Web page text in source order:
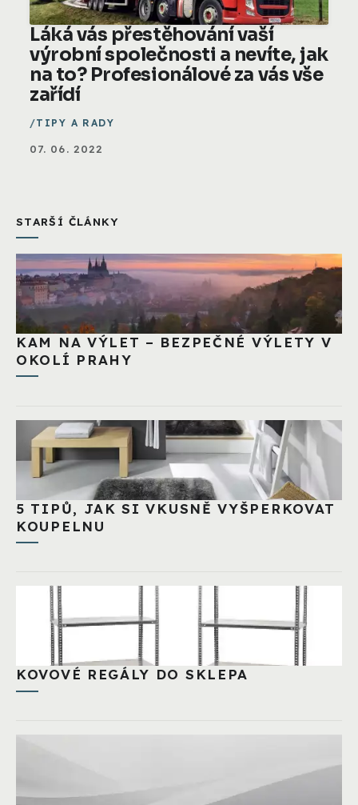
Láká vás přestěhování vaší
výrobní společnosti a nevíte, jak
na to? Profesionálové za vás vše
zařídí
TIPY A RADY
07. 06. 2022
STARŠÍ ČLÁNKY
KAM NA VÝLET – BEZPEČNÉ VÝLETY V
OKOLÍ PRAHY
5 TIPŮ, JAK SI VKUSNĚ VYŠPERKOVAT
KOUPELNU
KOVOVÉ REGÁLY DO SKLEPA